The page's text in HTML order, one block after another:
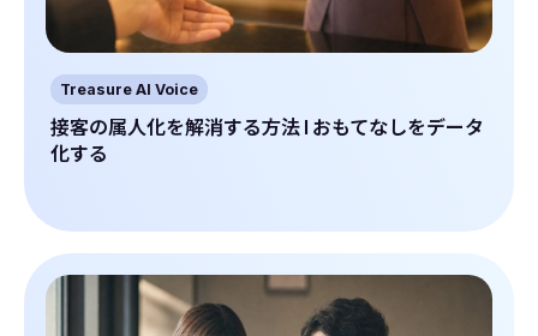
Treasure AI Voice
接客の属人化を解消する方法 | おもてなしをデータ
化する